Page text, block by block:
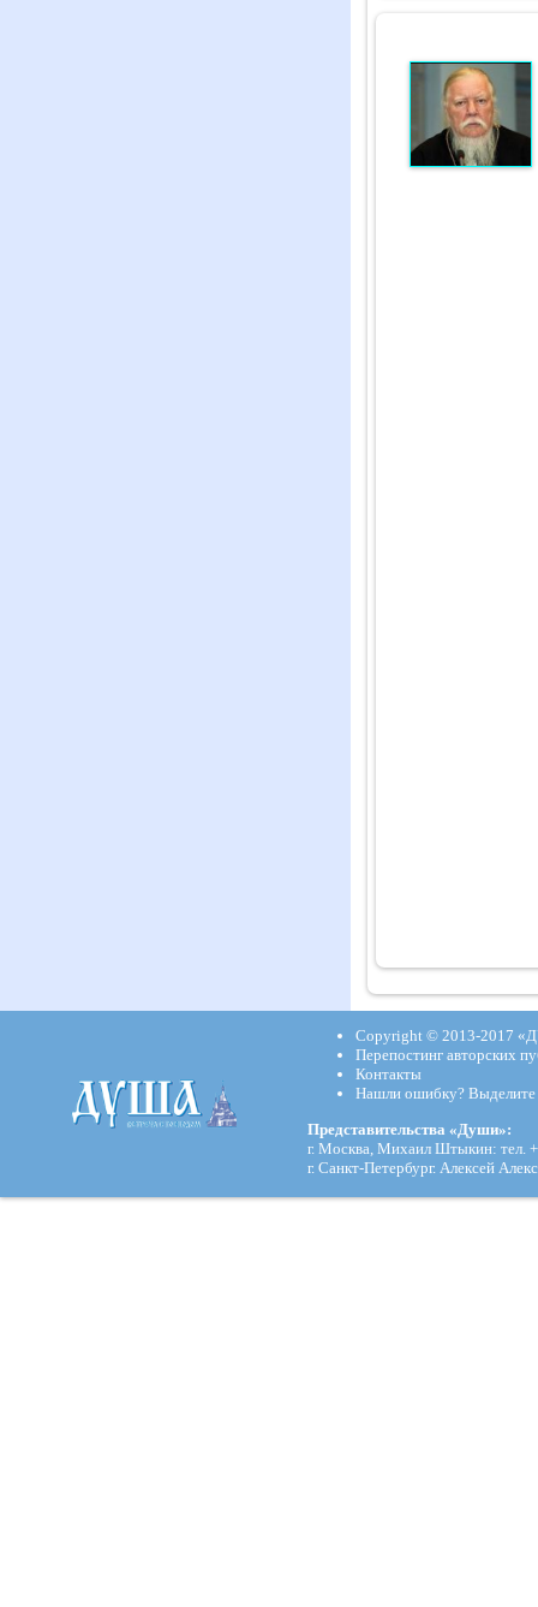
Copyright © 2013-2017
Перепостинг авторских
Контакты
Нашли ошибку?
Представительства «Души»:
г. Москва, Михаил Штыкин: тел.
г. Санкт-Петербург. Алексей